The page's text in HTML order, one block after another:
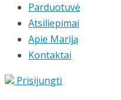
Parduotuvė
Atsiliepimai
Apie Mariją
Kontaktai
Prisijungti